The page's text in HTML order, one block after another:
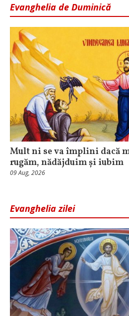
Evanghelia de Duminică
Mult ni se va împlini dacă
rugăm, nădăjduim și iubim
09 Aug, 2026
Evanghelia zilei